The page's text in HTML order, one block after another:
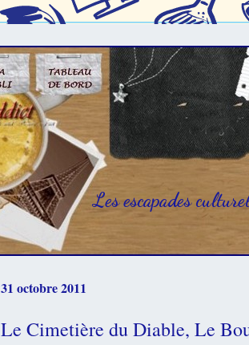
Les escapades
31 octobre 2011
Le Cimetière du Diable, Le